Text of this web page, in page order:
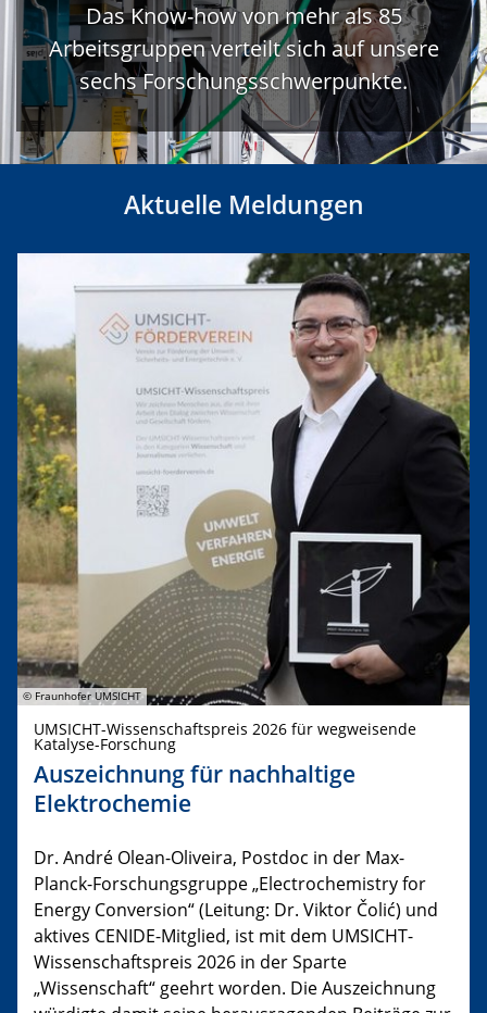
Das Know-how von mehr als 85
Arbeitsgruppen verteilt sich auf unsere
sechs Forschungsschwerpunkte.
Aktuelle Meldungen
© Fraunhofer UMSICHT
UMSICHT-Wissenschaftspreis 2026 für wegweisende
Katalyse-Forschung
Auszeichnung für nachhaltige
Elektrochemie
Dr. André Olean-Oliveira, Postdoc in der Max-
Planck-Forschungsgruppe „Electrochemistry for
Energy Conversion“ (Leitung: Dr. Viktor Čolić) und
aktives CENIDE-Mitglied, ist mit dem UMSICHT-
Wissenschaftspreis 2026 in der Sparte
„Wissenschaft“ geehrt worden. Die Auszeichnung